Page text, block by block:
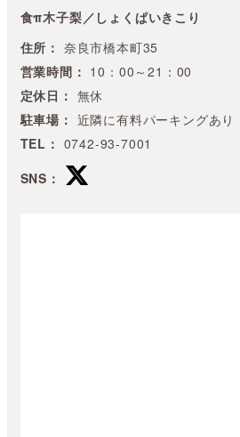
食π木子梨／しょくぱいきこり
住所： 奈良市橋本町35
営業時間： 10：00～21：00
定休日： 無休
駐車場： 近隣に有料パーキングあり
TEL： 0742-93-7001
SNS：